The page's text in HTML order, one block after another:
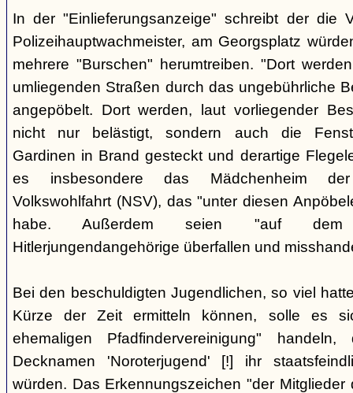
In der "Einlieferungsanzeige" schreibt der die
Polizeihauptwachmeister, am Georgsplatz
mehrere "Burschen" herumtreiben. "Dort
umliegenden Straßen durch das ungebührliche
angepöbelt. Dort werden, laut vorliegender
nicht nur belästigt, sondern auch die
Gardinen in Brand gesteckt und derartige
es insbesondere das Mädchenheim der
Volkswohlfahrt (NSV), das "unter diesen
habe. Außerdem seien "auf dem
Hitlerjungendangehörige überfallen und
Bei den beschuldigten Jugendlichen, so viel
Kürze der Zeit ermitteln können, solle es
ehemaligen Pfadfindervereinigung"
Decknamen 'Noroterjugend' [!] ihr
würden. Das Erkennungszeichen "der Mitglieder